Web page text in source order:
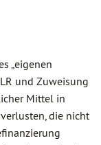
„eigenen
und Zuweisung
Mittel in
die nicht